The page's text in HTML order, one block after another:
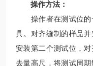
操作方法：
操作者在测试位的
具。对齐缝制的样品并
安装第二个测试位，
去量高尺，将测试周